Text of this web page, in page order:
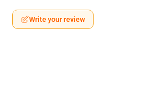
Write your review